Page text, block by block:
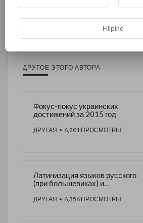
Другая
ДРУГОЕ ЭТОГО АВТОРА
Фокус-покус украинских
достижений за 2015 год
ДРУГАЯ • 6,201 ПРОСМОТРЫ
Латинизация языков русского
(при большевиках) и
националистах)
ДРУГАЯ • 6,356 ПРОСМОТРЫ
Filipino